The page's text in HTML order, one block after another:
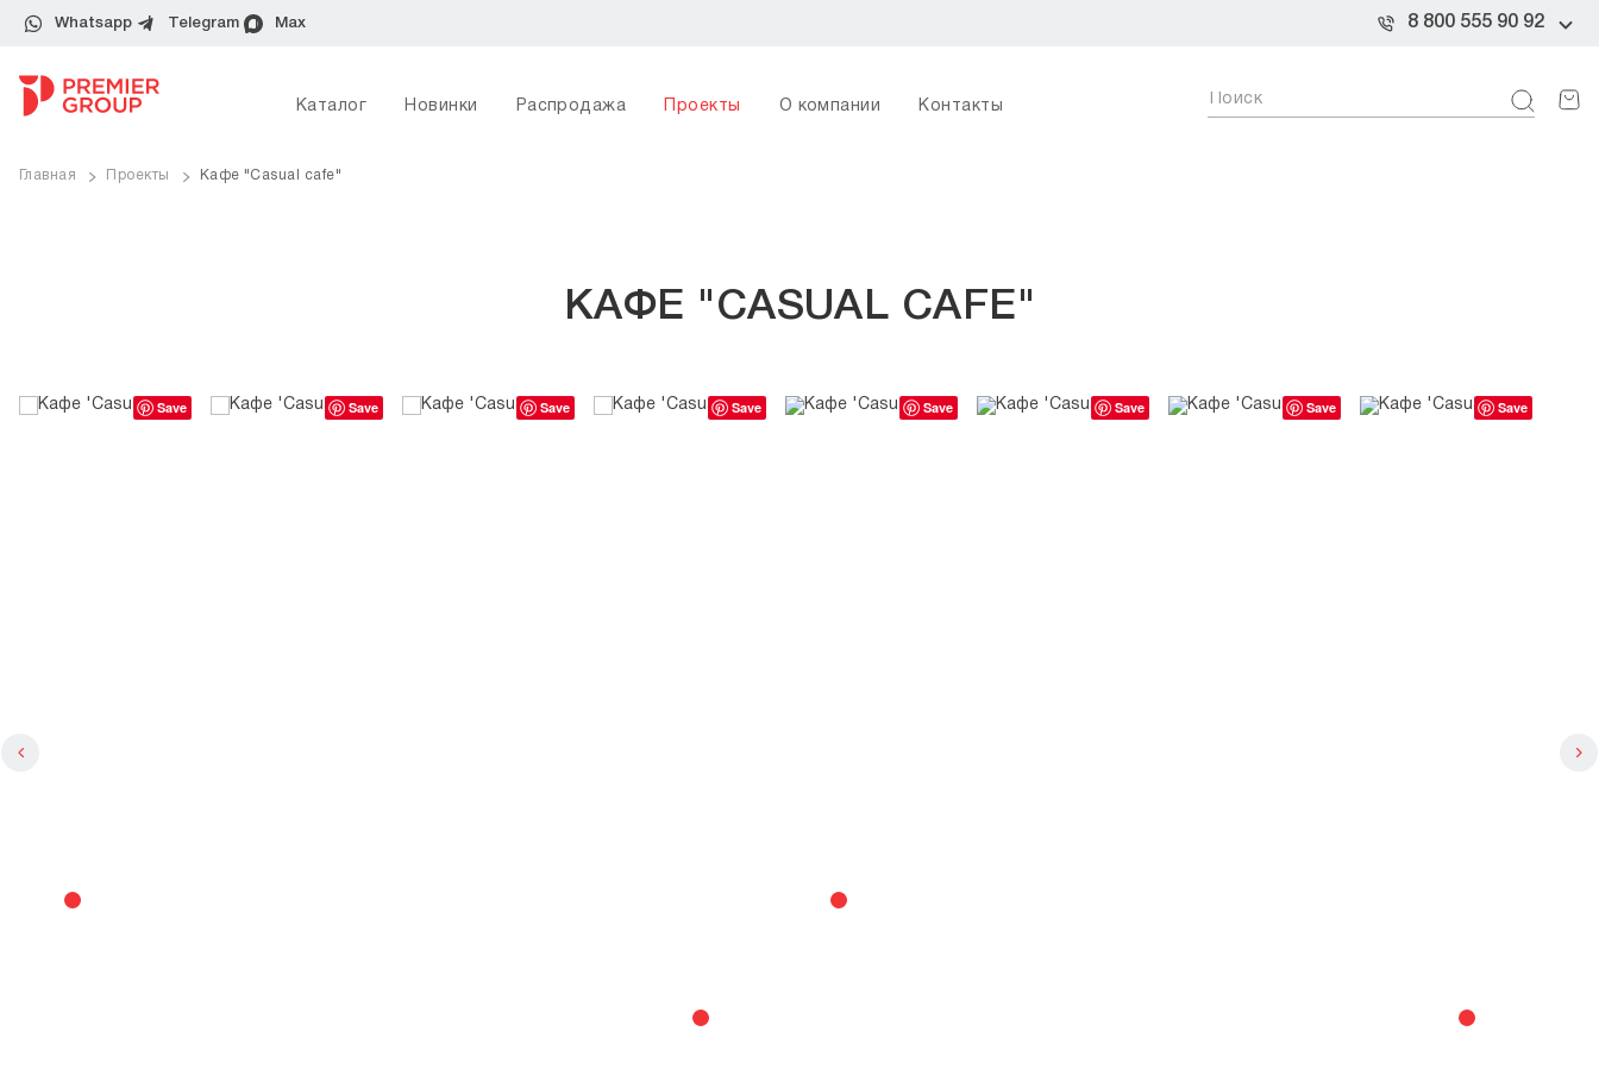
Whatsapp Telegram Max 8 800 555 90 92
Каталог Новинки Распродажа Проекты О компании Контакты
Главная Проекты Кафе "Casual cafe"
КАФЕ "CASUAL CAFE"
Save Save Save Save Save Save Save Save